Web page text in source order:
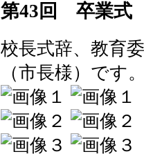
第43回 卒業式
校長式辞、教育
（市長様）です。